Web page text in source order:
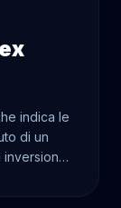
indica le
di un
inversioni